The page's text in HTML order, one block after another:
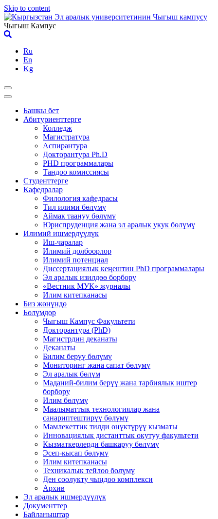
Skip to content
Чыгыш Кампус
Ru
En
Kg
Башкы бет
Абитуриенттерге
Колледж
Магистратура
Аспирантура
Докторантура Ph.D
PHD программалары
Тандоо комиссиясы
Студенттерге
Кафедралар
Филология кафедрасы
Тил илими бөлүмү
Аймак таануу бөлүмү
Юриспруденция жана эл аралык укук бөлүмү
Илимий ишмердүүлүк
Иш-чаралар
Илимий долбоорлор
Илимий потенциал
Диссертациялык кеңештин PhD программалары
Эл аралык изилдөө борбору
«Вестник МУК» журналы
Илим китепканасы
Биз жөнүндө
Бөлүмдөр
Чыгыш Кампус Факультети
Докторантура (PhD)
Магистрдин деканаты
Деканаты
Билим берүү бөлүмү
Мониторинг жана сапат бөлүмү
Эл аралык бөлүм
Маданий-билим берүү жана тарбиялык иштер
борбору
Илим бөлүмү
Маалыматтык технологиялар жана
санариптештирүү бөлүмү
Мамлекеттик тилди өнүктүрүү кызматы
Инновациялык дистанттык окутуу факультети
Кызматкерлерди башкаруу бөлүмү
Эсеп-кысап бөлүмү
Илим китепканасы
Техникалык тейлөө бөлүмү
Ден соолукту чыңдоо комплекси
Архив
Эл аралык ишмердүүлүк
Документтер
Байланыштар